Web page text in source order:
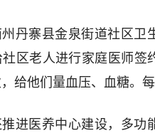
丹寨县金泉街道社区卫
社区老人进行家庭医师
给他们量血压、血糖。
推进医养中心建设，多功